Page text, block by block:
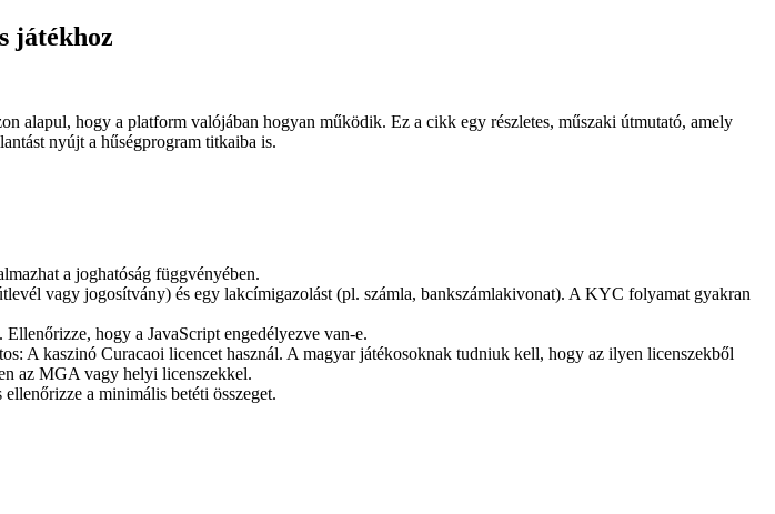
játékhoz
alapul, hogy a platform valójában hogyan működik. Ez a cikk egy részletes, műszaki útmutató, amely
nyújt a hűségprogram titkaiba is.
a joghatóság függvényében.
vagy jogosítvány) és egy lakcímigazolást (pl. számla, bankszámlakivonat). A KYC folyamat gyakran
hogy a JavaScript engedélyezve van-e.
A kaszinó Curacaoi licencet használ. A magyar játékosoknak tudniuk kell, hogy az ilyen licenszekből
az MGA vagy helyi licenszekkel.
a minimális betéti összeget.